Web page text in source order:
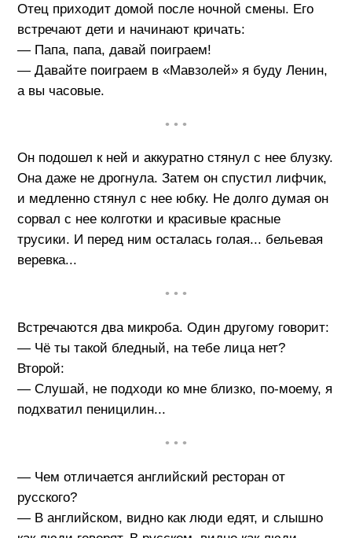
Отец приходит домой после ночной смены. Его
встречают дети и начинают кричать:
— Папа, папа, давай поиграем!
— Давайте поиграем в «Мавзолей» я буду Ленин,
а вы часовые.
• • •
Он подошел к ней и аккуратно стянул с нее блузку.
Она даже не дрогнула. Затем он спустил лифчик,
и медленно стянул с нее юбку. Не долго думая он
сорвал с нее колготки и красивые красные
трусики. И перед ним осталась голая... бельевая
веревка...
• • •
Встречаются два микроба. Один другому говорит:
— Чё ты такой бледный, на тебе лица нет?
Второй:
— Слушай, не подходи ко мне близко, по-моему, я
подхватил пeницилин...
• • •
— Чем отличается английский ресторан от
русского?
— В английском, видно как люди едят, и слышно